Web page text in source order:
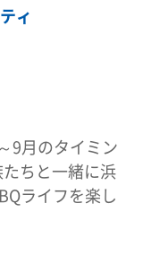
ィ
9月のタイミン
ちと一緒に浜
ライフを楽し